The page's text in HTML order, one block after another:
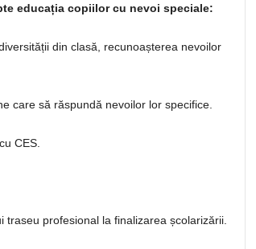
educația copiilor cu nevoi speciale:
din clasă, recunoașterea nevoilor
care să răspundă nevoilor lor specifice.
CES.
profesional la finalizarea școlarizării.